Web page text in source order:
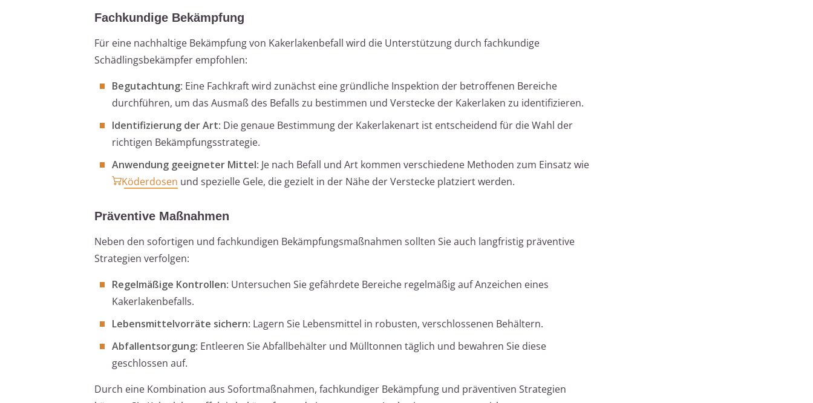
Fachkundige Bekämpfung
Für eine nachhaltige Bekämpfung von Kakerlakenbefall wird die Unterstützung durch fachkundige
Schädlingsbekämpfer empfohlen:
Begutachtung: Eine Fachkraft wird zunächst eine gründliche Inspektion der betroffenen Bereiche
durchführen, um das Ausmaß des Befalls zu bestimmen und Verstecke der Kakerlaken zu identifizieren.
Identifizierung der Art: Die genaue Bestimmung der Kakerlakenart ist entscheidend für die Wahl der
richtigen Bekämpfungsstrategie.
Anwendung geeigneter Mittel: Je nach Befall und Art kommen verschiedene Methoden zum Einsatz wie
Köderdosen und spezielle Gele, die gezielt in der Nähe der Verstecke platziert werden.
Präventive Maßnahmen
Neben den sofortigen und fachkundigen Bekämpfungsmaßnahmen sollten Sie auch langfristig präventive
Strategien verfolgen:
Regelmäßige Kontrollen: Untersuchen Sie gefährdete Bereiche regelmäßig auf Anzeichen eines
Kakerlakenbefalls.
Lebensmittelvorräte sichern: Lagern Sie Lebensmittel in robusten, verschlossenen Behältern.
Abfallentsorgung: Entleeren Sie Abfallbehälter und Mülltonnen täglich und bewahren Sie diese
geschlossen auf.
Durch eine Kombination aus Sofortmaßnahmen, fachkundiger Bekämpfung und präventiven Strategien